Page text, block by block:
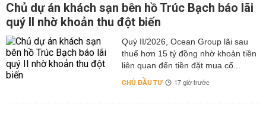
Chủ dự án khách sạn bên hồ Trúc Bạch báo lãi
quý II nhờ khoản thu đột biến
Quý II/2026, Ocean Group lãi sau
thuế hơn 15 tỷ đồng nhờ khoản tiền
liên quan đến tiền đặt mua cổ...
CHỦ ĐẦU TƯ 17 giờ trước